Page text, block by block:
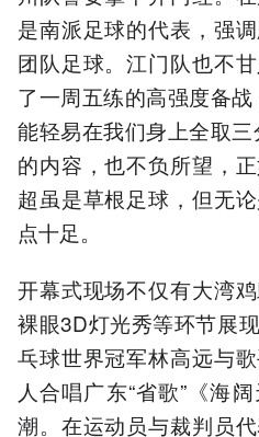
是南派足球的代表，强
团队足球。江门队也不
了一周五练的高强度备
能轻易在我们身上全取
的内容，也不负所望，
超虽是草根足球，但无
点十足。
开幕式现场不仅有大湾
裸眼3D灯光秀等环节展
乓球世界冠军林高远与
人合唱广东“省歌”《海
潮。在运动员与裁判员